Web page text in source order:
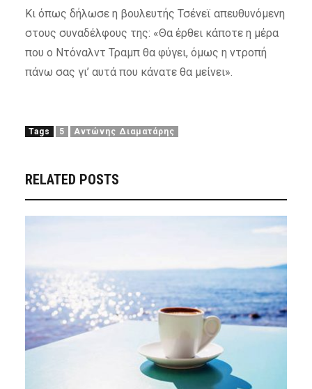
Κι όπως δήλωσε η βουλευτής Τσένεϊ απευθυνόμενη
στους συναδέλφους της: «Θα έρθει κάποτε η μέρα
που ο Ντόναλντ Τραμπ θα φύγει, όμως η ντροπή
πάνω σας γι’ αυτά που κάνατε θα μείνει».
Tags 5 Αντώνης Διαματάρης
RELATED POSTS